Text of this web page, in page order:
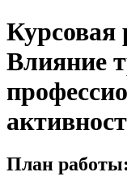
Курсовая
Влияние
План работы: